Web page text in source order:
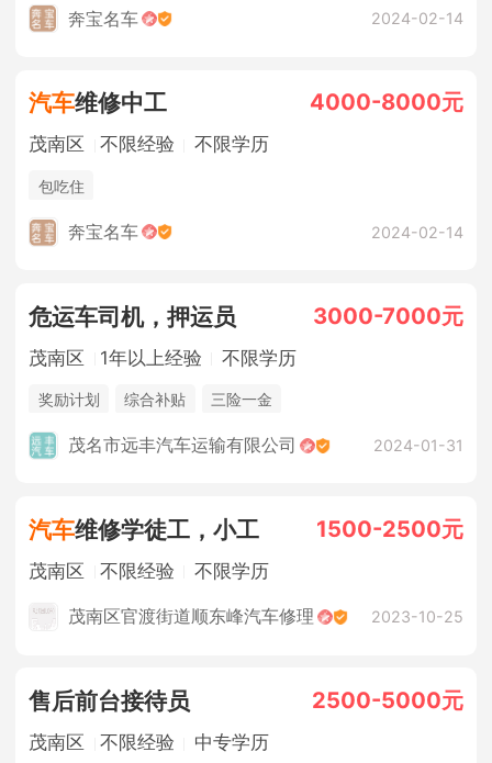
奔宝名车 2024-02-14
汽车维修中工 4000-8000元
茂南区 不限经验 不限学历
包吃住
奔宝名车 2024-02-14
危运车司机，押运员 3000-7000元
茂南区 1年以上经验 不限学历
奖励计划 综合补贴 三险一金
茂名市远丰汽车运输有限公司 2024-01-31
汽车维修学徒工，小工 1500-2500元
茂南区 不限经验 不限学历
茂南区官渡街道顺东峰汽车修理 2023-10-25
售后前台接待员 2500-5000元
茂南区 不限经验 中专学历